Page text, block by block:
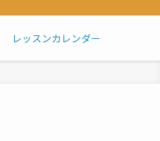
レッスンカレンダー